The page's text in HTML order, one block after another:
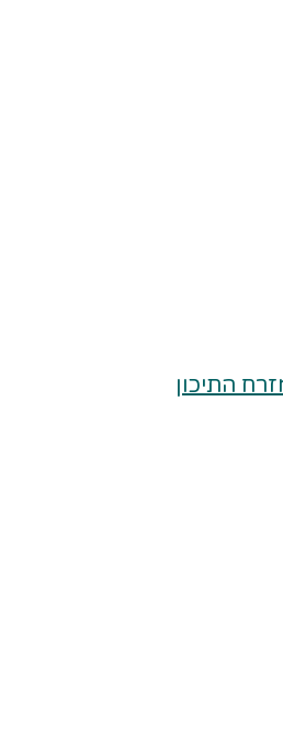
התיכון